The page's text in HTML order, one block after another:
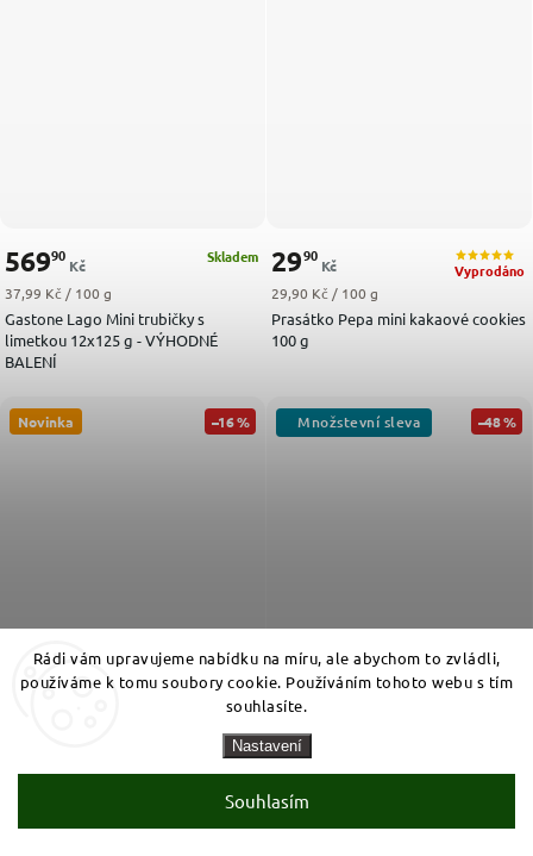
Rádi vám upravujeme nabídku na míru, ale abychom to zvládli,
používáme k tomu soubory cookie. Používáním tohoto webu s tím
souhlasíte.
Nastavení
Souhlasím
Gastone Lago Mini trubičky s
limetkou 12x125 g - VÝHODNÉ
BALENÍ
Skladem
56990
Kč
Měrná cena:
37,99 Kč / 100 g
Prasátko Pepa mini kakaové cookies
100 g
Vyprodáno
2990
Kč
Měrná cena:
29,90 Kč / 100 g
Novinka –16 %
Goldora perníčková srdíčka v hořké
čokoládě plněná meruňkovou náplní
Skladem
–48 %
Paw Patrol oplatky s krémovou
čokoládovou náplní 150 g
3990
Měrná cena:
26,60 Kč / 100 g